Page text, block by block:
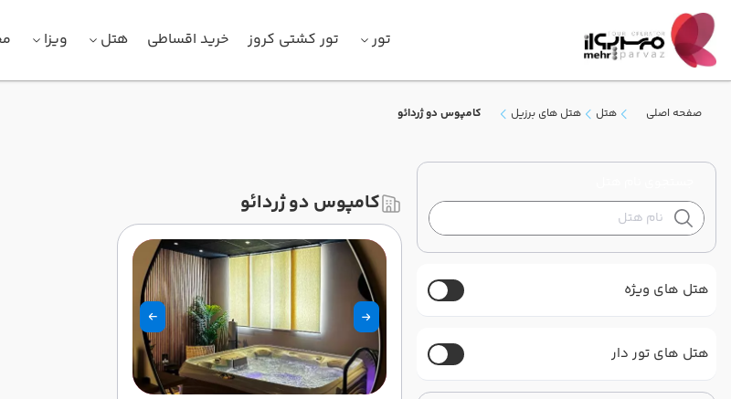
تور تور کشتی کروز خرید اقساطی هتل ویزا
صفحه اصلی هتل هتل های برزیل کامپوس دو ژردائو
هتل های ویژه
هتل های تور دار
کامپوس دو ژردائو